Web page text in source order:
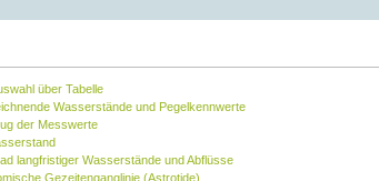
über Tabelle
Wasserstände und Pegelkennwerte
der Messwerte
langfristiger Wasserstände und Abflüsse
Gezeitenganglinie (Astrotide)